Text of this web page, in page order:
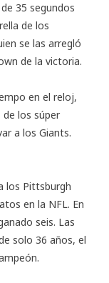
35 segundos
de los
se las arregló
de la victoria.
en el reloj,
los súper
a los Giants.
los Pittsburgh
en la NFL. En
seis. Las
solo 36 años, el